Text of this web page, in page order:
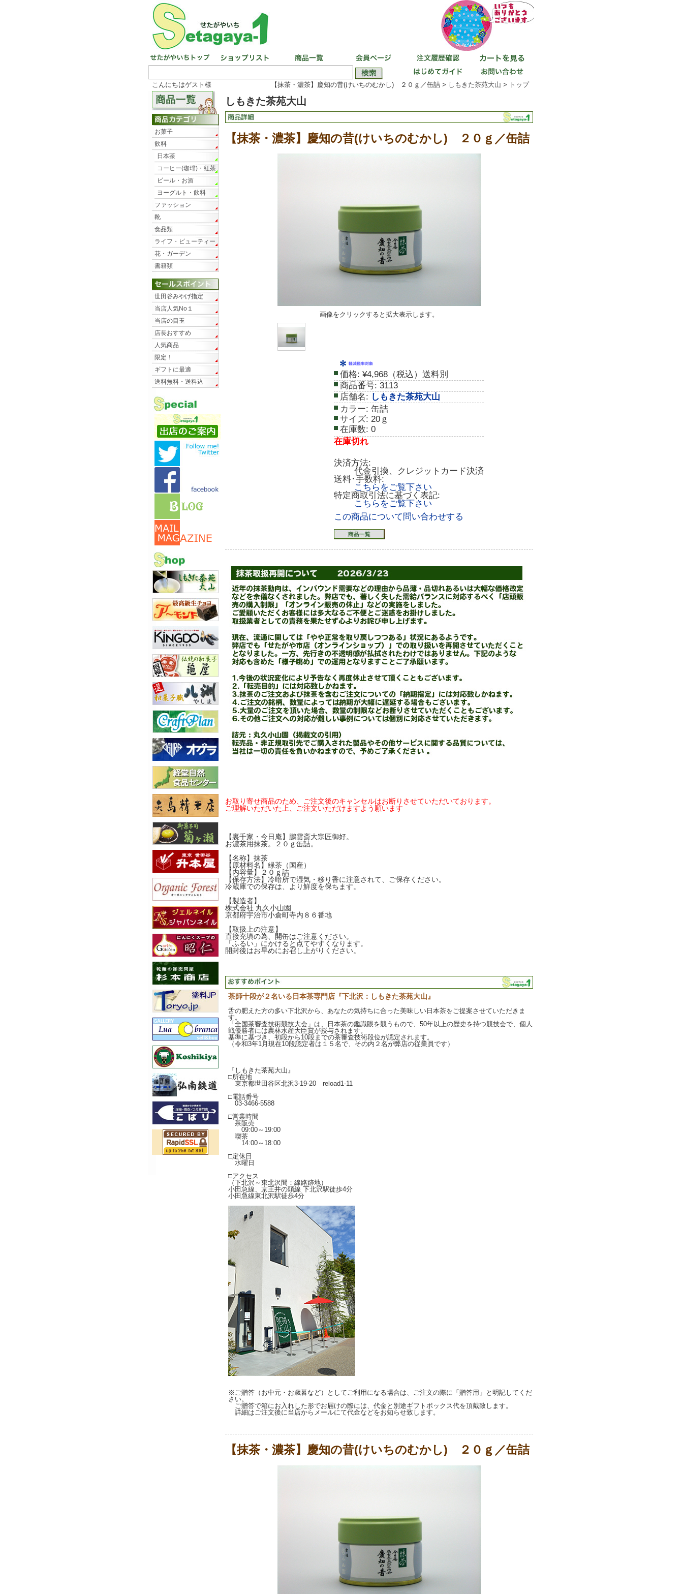
こんにちはゲスト様 【抹茶・濃茶】慶知の昔(けいちのむかし) ２０ｇ／缶詰 > しもきた茶苑大山 > トップ
しもきた茶苑大山
【抹茶・濃茶】慶知の昔(けいちのむかし) ２０ｇ／缶詰
画像をクリックすると拡大表示します。
価格: ¥4,968（税込）送料別
商品番号: 3113
店舗名: しもきた茶苑大山
カラー: 缶詰
サイズ: 20ｇ
在庫数: 0
在庫切れ
決済方法:
代金引換、クレジットカード決済
送料･手数料:
こちらをご覧下さい
特定商取引法に基づく表記:
こちらをご覧下さい
この商品について問い合わせする
お取り寄せ商品のため、ご注文後のキャンセルはお断りさせていただいております。
ご理解いただいた上、ご注文いただけますよう願います
【裏千家・今日庵】鵬雲斎大宗匠御好。
お濃茶用抹茶。２０ｇ缶詰。
【名称】抹茶
【原材料名】緑茶（国産）
【内容量】２０ｇ詰
【保存方法】冷暗所で湿気・移り香に注意されて、ご保存ください。
冷蔵庫での保存は、より鮮度を保ちます。
【製造者】
株式会社 丸久小山園
京都府宇治市小倉町寺内８６番地
【取扱上の注意】
直接充填の為、開缶はご注意ください。
「ふるい」にかけると点てやすくなります。
開封後はお早めにお召し上がりください。
茶師十段が２名いる日本茶専門店『下北沢：しもきた茶苑大山』
舌の肥えた方の多い下北沢から、あなたの気持ちに合った美味しい日本茶をご提案させていただきま
す。
「全国茶審査技術競技大会」は、日本茶の鑑識眼を競うもので、50年以上の歴史を持つ競技会で、個人
戦優勝者には農林水産大臣賞が授与されます。
基準に基づき、初段から10段までの茶審査技術段位が認定されます。
（令和3年1月現在10段認定者は１５名で、その内２名が弊店の従業員です）
『しもきた茶苑大山』
□所在地
東京都世田谷区北沢3-19-20 reload1-11
□電話番号
03-3466-5588
□営業時間
茶販売
09:00～19:00
喫茶
14:00～18:00
□定休日
水曜日
□アクセス
（下北沢～東北沢間：線路跡地）
小田急線、京王井の頭線 下北沢駅徒歩4分
小田急線東北沢駅徒歩4分
※ご贈答（お中元・お歳暮など）としてご利用になる場合は、ご注文の際に「贈答用」と明記してくだ
さい。
ご贈答で箱にお入れした形でお届けの際には、代金と別途ギフトボックス代を頂戴致します。
詳細はご注文後に当店からメールにて代金などをお知らせ致します。
【抹茶・濃茶】慶知の昔(けいちのむかし) ２０ｇ／缶詰
お菓子
飲料
日本茶
コーヒー(珈琲)・紅茶
ビール・お酒
ヨーグルト・飲料
ファッション
靴
食品類
ライフ・ビューティー
花・ガーデン
書籍類
世田谷みやげ指定
当店人気No１
当店の目玉
店長おすすめ
人気商品
限定！
ギフトに最適
送料無料・送料込